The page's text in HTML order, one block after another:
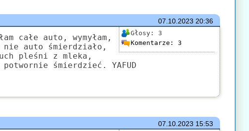
komentarz
komentarz
komentarz
komentarz
napisał(a)komentarz
07.10.2023 20:36
Głosy: 3
Komentarze: 3
całe auto, wymyłam,
nie auto śmierdziało,
pleśni z mleka,
śmierdzieć. YAFUD
07.10.2023 15:53